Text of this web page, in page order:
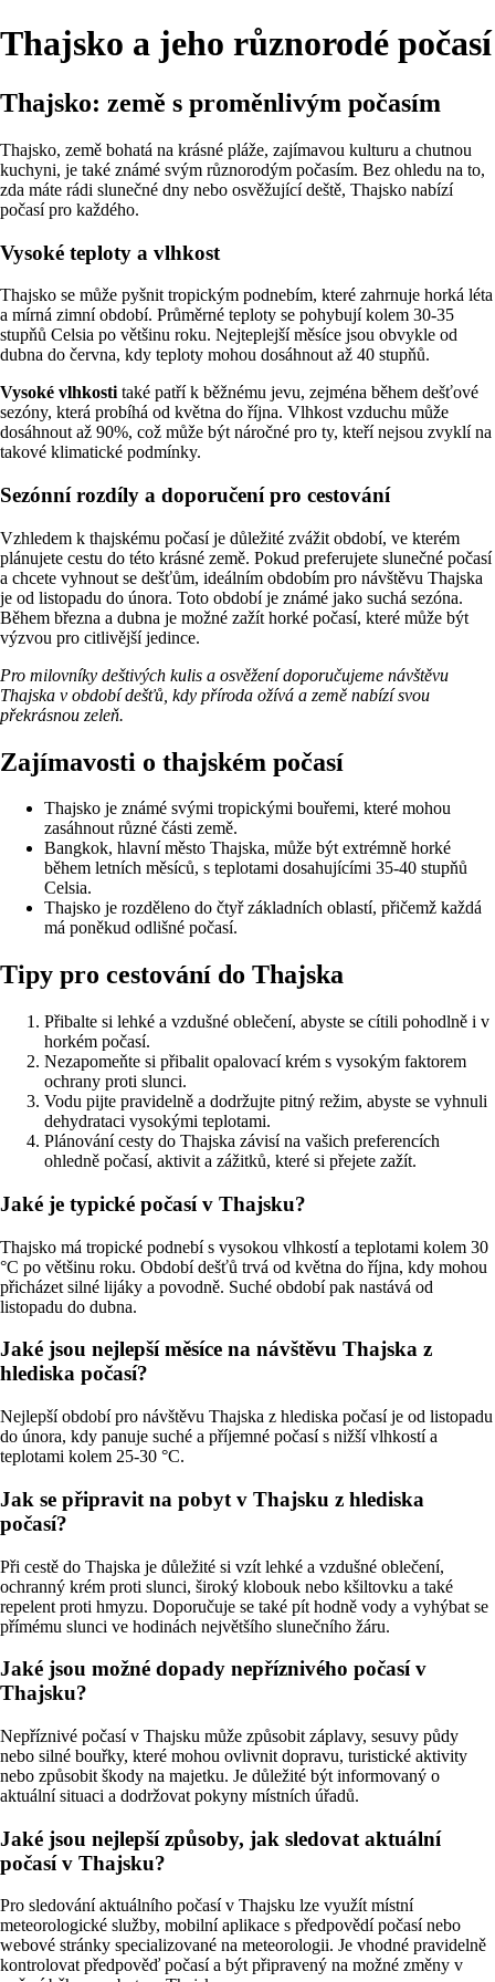
Thajsko a jeho různorodé počasí
Thajsko: země s proměnlivým počasím
Thajsko, země bohatá na krásné pláže, zajímavou kulturu a chutnou
kuchyni, je také známé svým různorodým počasím. Bez ohledu na to,
zda máte rádi slunečné dny nebo osvěžující deště, Thajsko nabízí
počasí pro každého.
Vysoké teploty a vlhkost
Thajsko se může pyšnit tropickým podnebím, které zahrnuje horká léta
a mírná zimní období. Průměrné teploty se pohybují kolem 30-35
stupňů Celsia po většinu roku. Nejteplejší měsíce jsou obvykle od
dubna do června, kdy teploty mohou dosáhnout až 40 stupňů.
Vysoké vlhkosti také patří k běžnému jevu, zejména během dešťové
sezóny, která probíhá od května do října. Vlhkost vzduchu může
dosáhnout až 90%, což může být náročné pro ty, kteří nejsou zvyklí na
takové klimatické podmínky.
Sezónní rozdíly a doporučení pro cestování
Vzhledem k thajskému počasí je důležité zvážit období, ve kterém
plánujete cestu do této krásné země. Pokud preferujete slunečné počasí
a chcete vyhnout se dešťům, ideálním obdobím pro návštěvu Thajska
je od listopadu do února. Toto období je známé jako suchá sezóna.
Během března a dubna je možné zažít horké počasí, které může být
výzvou pro citlivější jedince.
Pro milovníky deštivých kulis a osvěžení doporučujeme návštěvu
Thajska v období dešťů, kdy příroda ožívá a země nabízí svou
překrásnou zeleň.
Zajímavosti o thajském počasí
Thajsko je známé svými tropickými bouřemi, které mohou
zasáhnout různé části země.
Bangkok, hlavní město Thajska, může být extrémně horké
během letních měsíců, s teplotami dosahujícími 35-40 stupňů
Celsia.
Thajsko je rozděleno do čtyř základních oblastí, přičemž každá
má poněkud odlišné počasí.
Tipy pro cestování do Thajska
Přibalte si lehké a vzdušné oblečení, abyste se cítili pohodlně i v
horkém počasí.
Nezapomeňte si přibalit opalovací krém s vysokým faktorem
ochrany proti slunci.
Vodu pijte pravidelně a dodržujte pitný režim, abyste se vyhnuli
dehydrataci vysokými teplotami.
Plánování cesty do Thajska závisí na vašich preferencích
ohledně počasí, aktivit a zážitků, které si přejete zažít.
Jaké je typické počasí v Thajsku?
Thajsko má tropické podnebí s vysokou vlhkostí a teplotami kolem 30
°C po většinu roku. Období dešťů trvá od května do října, kdy mohou
přicházet silné lijáky a povodně. Suché období pak nastává od
listopadu do dubna.
Jaké jsou nejlepší měsíce na návštěvu Thajska z
hlediska počasí?
Nejlepší období pro návštěvu Thajska z hlediska počasí je od listopadu
do února, kdy panuje suché a příjemné počasí s nižší vlhkostí a
teplotami kolem 25-30 °C.
Jak se připravit na pobyt v Thajsku z hlediska
počasí?
Při cestě do Thajska je důležité si vzít lehké a vzdušné oblečení,
ochranný krém proti slunci, široký klobouk nebo kšiltovku a také
repelent proti hmyzu. Doporučuje se také pít hodně vody a vyhýbat se
přímému slunci ve hodinách největšího slunečního žáru.
Jaké jsou možné dopady nepříznivého počasí v
Thajsku?
Nepříznivé počasí v Thajsku může způsobit záplavy, sesuvy půdy
nebo silné bouřky, které mohou ovlivnit dopravu, turistické aktivity
nebo způsobit škody na majetku. Je důležité být informovaný o
aktuální situaci a dodržovat pokyny místních úřadů.
Jaké jsou nejlepší způsoby, jak sledovat aktuální
počasí v Thajsku?
Pro sledování aktuálního počasí v Thajsku lze využít místní
meteorologické služby, mobilní aplikace s předpovědí počasí nebo
webové stránky specializované na meteorologii. Je vhodné pravidelně
kontrolovat předpověď počasí a být připravený na možné změny v